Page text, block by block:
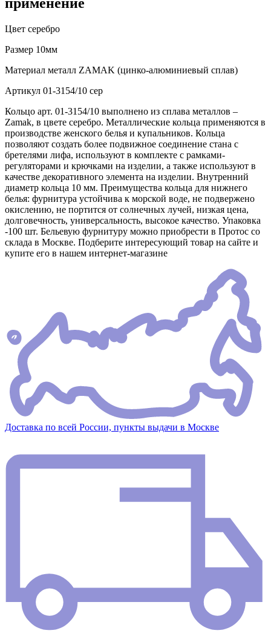
применение
Цвет серебро
Размер 10мм
Материал металл ZAMAK (цинко-алюминиевый сплав)
Артикул 01-3154/10 сер
Кольцо арт. 01-3154/10 выполнено из сплава металлов –
Zamak, в цвете серебро. Металлические кольца применяются в
производстве женского белья и купальников. Кольца
позволяют создать более подвижное соединение стана с
бретелями лифа, используют в комплекте с рамками-
регуляторами и крючками на изделии, а также используют в
качестве декоративного элемента на изделии. Внутренний
диаметр кольца 10 мм. Преимущества кольца для нижнего
белья: фурнитура устойчива к морской воде, не подвержено
окислению, не портится от солнечных лучей, низкая цена,
долговечность, универсальность, высокое качество. Упаковка
-100 шт. Бельевую фурнитуру можно приобрести в Протос со
склада в Москве. Подберите интересующий товар на сайте и
купите его в нашем интернет-магазине
Доставка по всей России, пункты выдачи в Москве